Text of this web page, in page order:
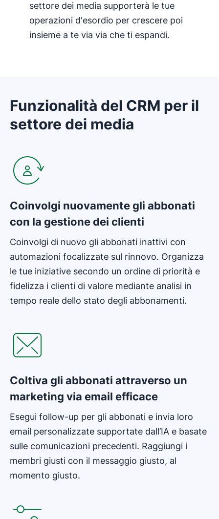
settore dei media supporterà le tue
operazioni d'esordio per crescere poi
insieme a te via via che ti espandi.
Funzionalità del CRM per il
settore dei media
Coinvolgi nuovamente gli abbonati
con la gestione dei clienti
Coinvolgi di nuovo gli abbonati inattivi con
automazioni focalizzate sul rinnovo. Organizza
le tue iniziative secondo un ordine di priorità e
fidelizza i clienti di valore mediante analisi in
tempo reale dello stato degli abbonamenti.
Coltiva gli abbonati attraverso un
marketing via email efficace
Esegui follow-up per gli abbonati e invia loro
email personalizzate supportate dall’IA e basate
sulle comunicazioni precedenti. Raggiungi i
membri giusti con il messaggio giusto, al
momento giusto.